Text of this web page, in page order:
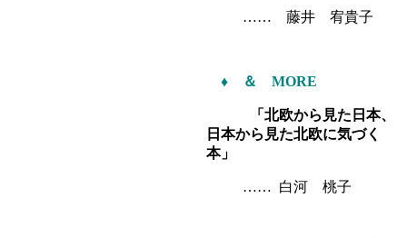
…… 藤井 宥貴子
♦ ＆ MORE
「北欧から見た日本、
日本から見た北欧に気づく
本」
…… 白河 桃子